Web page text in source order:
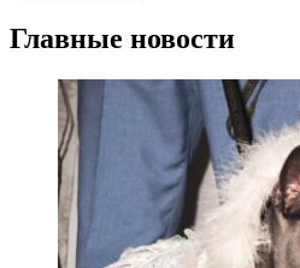
Главные новости